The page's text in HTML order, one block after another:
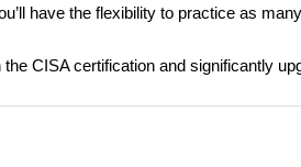
have the flexibility to practice as
CISA certification and significantly